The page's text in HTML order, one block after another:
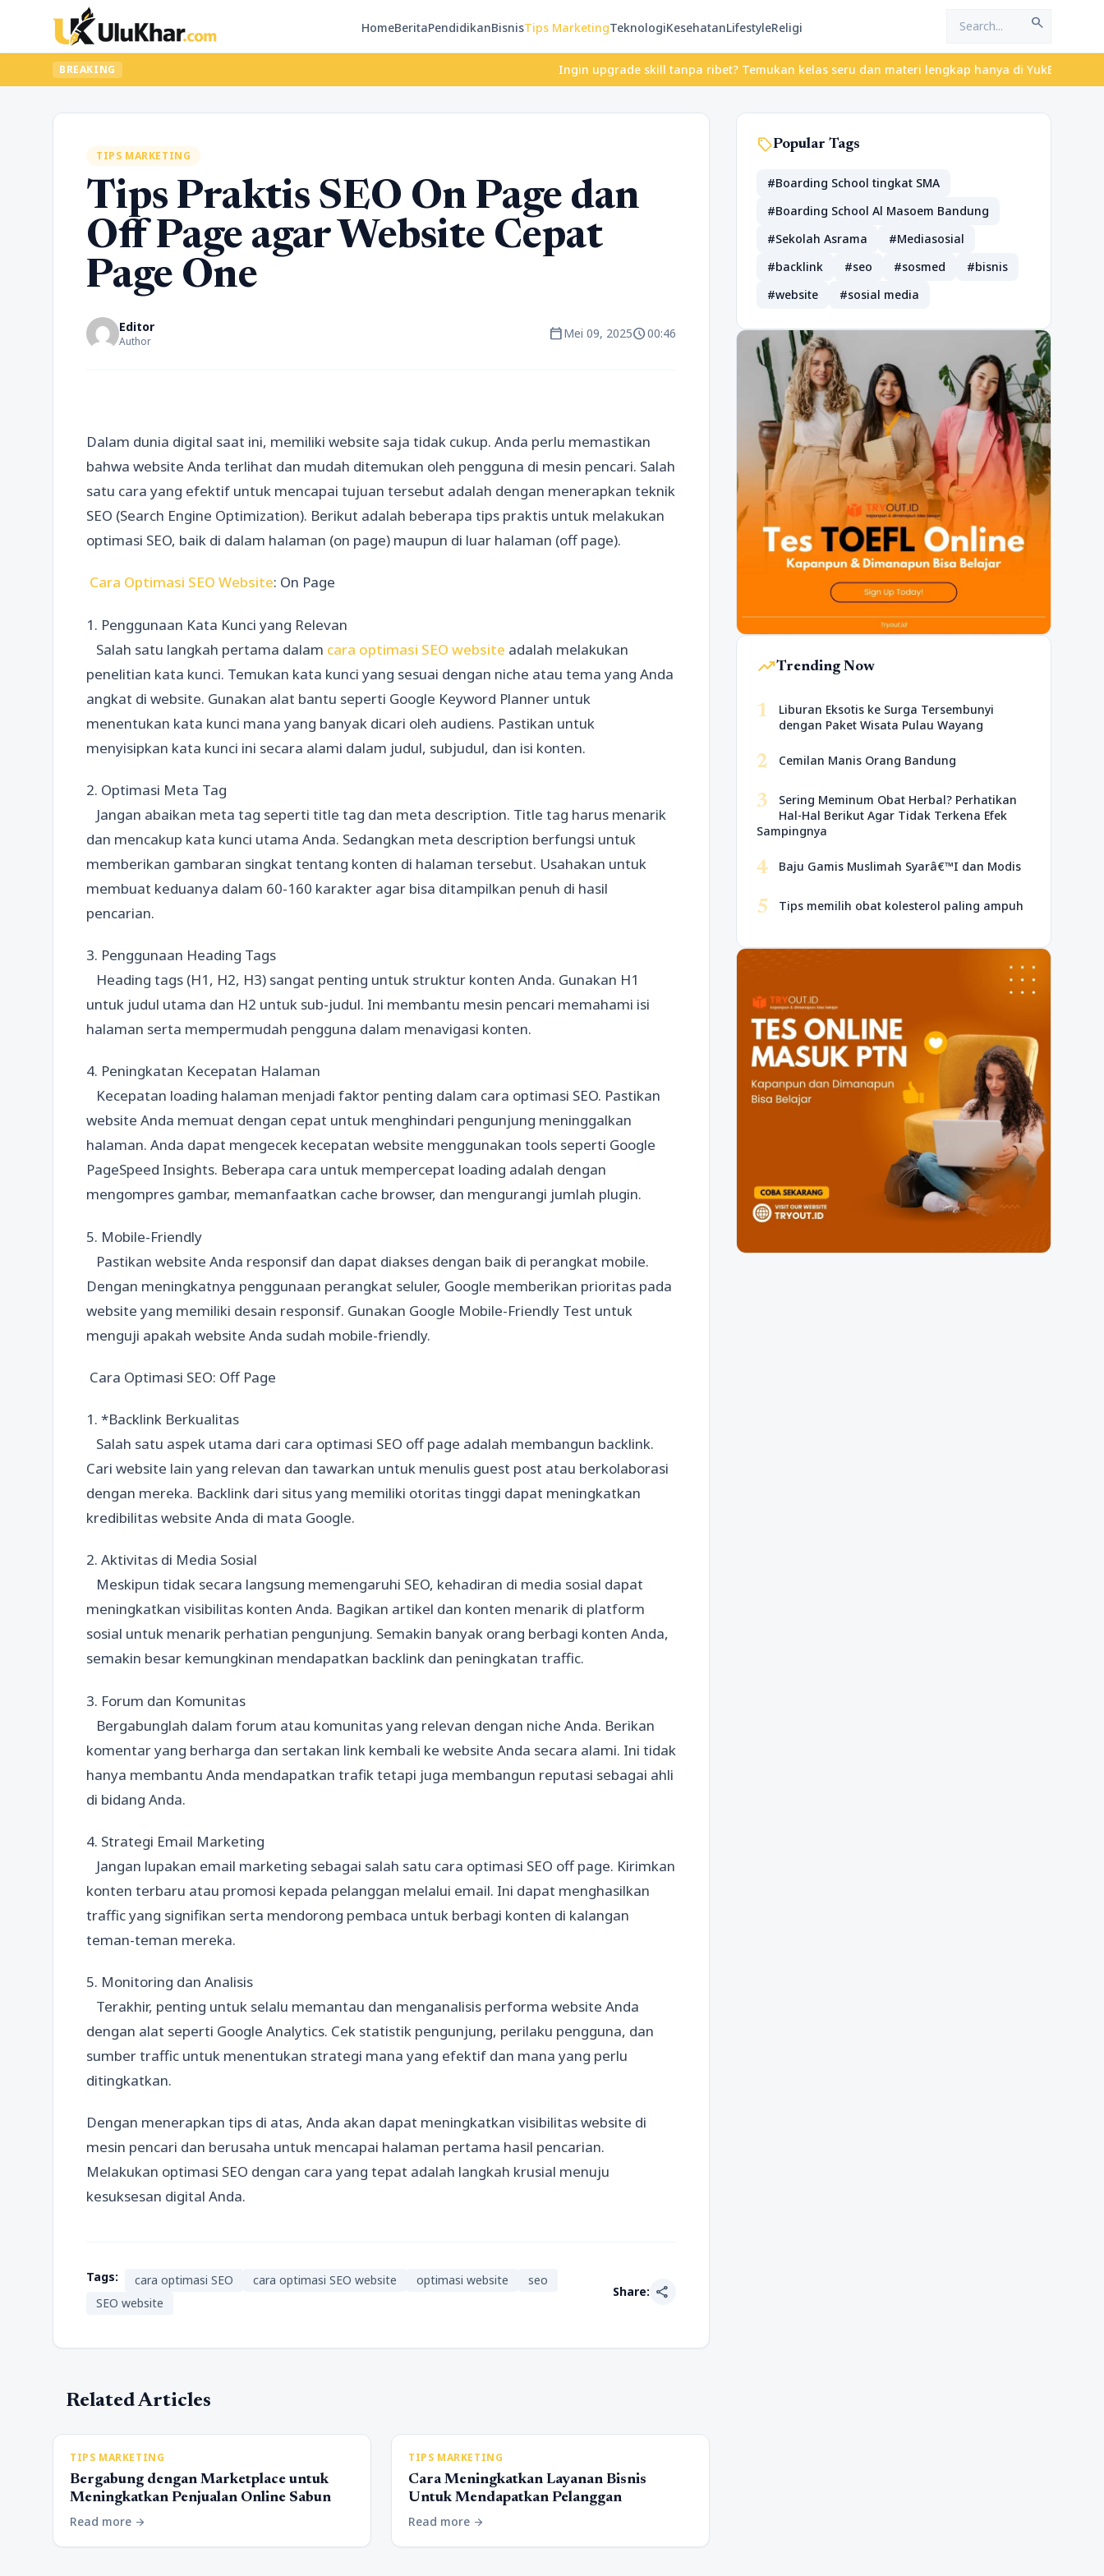
HomeBeritaPendidikanBisnisTips MarketingTeknologiKesehatanLifestyleReligi search
BREAKING Ingin upgrade skill tanpa ribet? Temukan kelas seru dan materi lengkap hanya di YukBelajar.com.
TIPS MARKETING
Tips Praktis SEO On Page dan
Off Page agar Website Cepat
Page One
Editor
Author calendar_todayMei 09, 2025schedule00:46
Dalam dunia digital saat ini, memiliki website saja tidak cukup. Anda perlu memastikan
bahwa website Anda terlihat dan mudah ditemukan oleh pengguna di mesin pencari. Salah
satu cara yang efektif untuk mencapai tujuan tersebut adalah dengan menerapkan teknik
SEO (Search Engine Optimization). Berikut adalah beberapa tips praktis untuk melakukan
optimasi SEO, baik di dalam halaman (on page) maupun di luar halaman (off page).
Cara Optimasi SEO Website: On Page
1. Penggunaan Kata Kunci yang Relevan
Salah satu langkah pertama dalam cara optimasi SEO website adalah melakukan
penelitian kata kunci. Temukan kata kunci yang sesuai dengan niche atau tema yang Anda
angkat di website. Gunakan alat bantu seperti Google Keyword Planner untuk
menentukan kata kunci mana yang banyak dicari oleh audiens. Pastikan untuk
menyisipkan kata kunci ini secara alami dalam judul, subjudul, dan isi konten.
2. Optimasi Meta Tag
Jangan abaikan meta tag seperti title tag dan meta description. Title tag harus menarik
dan mencakup kata kunci utama Anda. Sedangkan meta description berfungsi untuk
memberikan gambaran singkat tentang konten di halaman tersebut. Usahakan untuk
membuat keduanya dalam 60-160 karakter agar bisa ditampilkan penuh di hasil
pencarian.
3. Penggunaan Heading Tags
Heading tags (H1, H2, H3) sangat penting untuk struktur konten Anda. Gunakan H1
untuk judul utama dan H2 untuk sub-judul. Ini membantu mesin pencari memahami isi
halaman serta mempermudah pengguna dalam menavigasi konten.
4. Peningkatan Kecepatan Halaman
Kecepatan loading halaman menjadi faktor penting dalam cara optimasi SEO. Pastikan
website Anda memuat dengan cepat untuk menghindari pengunjung meninggalkan
halaman. Anda dapat mengecek kecepatan website menggunakan tools seperti Google
PageSpeed Insights. Beberapa cara untuk mempercepat loading adalah dengan
mengompres gambar, memanfaatkan cache browser, dan mengurangi jumlah plugin.
5. Mobile-Friendly
Pastikan website Anda responsif dan dapat diakses dengan baik di perangkat mobile.
Dengan meningkatnya penggunaan perangkat seluler, Google memberikan prioritas pada
website yang memiliki desain responsif. Gunakan Google Mobile-Friendly Test untuk
menguji apakah website Anda sudah mobile-friendly.
Cara Optimasi SEO: Off Page
1. *Backlink Berkualitas
Salah satu aspek utama dari cara optimasi SEO off page adalah membangun backlink.
Cari website lain yang relevan dan tawarkan untuk menulis guest post atau berkolaborasi
dengan mereka. Backlink dari situs yang memiliki otoritas tinggi dapat meningkatkan
kredibilitas website Anda di mata Google.
2. Aktivitas di Media Sosial
Meskipun tidak secara langsung memengaruhi SEO, kehadiran di media sosial dapat
meningkatkan visibilitas konten Anda. Bagikan artikel dan konten menarik di platform
sosial untuk menarik perhatian pengunjung. Semakin banyak orang berbagi konten Anda,
semakin besar kemungkinan mendapatkan backlink dan peningkatan traffic.
3. Forum dan Komunitas
Bergabunglah dalam forum atau komunitas yang relevan dengan niche Anda. Berikan
komentar yang berharga dan sertakan link kembali ke website Anda secara alami. Ini tidak
hanya membantu Anda mendapatkan trafik tetapi juga membangun reputasi sebagai ahli
di bidang Anda.
4. Strategi Email Marketing
Jangan lupakan email marketing sebagai salah satu cara optimasi SEO off page. Kirimkan
konten terbaru atau promosi kepada pelanggan melalui email. Ini dapat menghasilkan
traffic yang signifikan serta mendorong pembaca untuk berbagi konten di kalangan
teman-teman mereka.
5. Monitoring dan Analisis
Terakhir, penting untuk selalu memantau dan menganalisis performa website Anda
dengan alat seperti Google Analytics. Cek statistik pengunjung, perilaku pengguna, dan
sumber traffic untuk menentukan strategi mana yang efektif dan mana yang perlu
ditingkatkan.
Dengan menerapkan tips di atas, Anda akan dapat meningkatkan visibilitas website di
mesin pencari dan berusaha untuk mencapai halaman pertama hasil pencarian.
Melakukan optimasi SEO dengan cara yang tepat adalah langkah krusial menuju
kesuksesan digital Anda.
Tags: cara optimasi SEO cara optimasi SEO website optimasi website
seo
SEO website
Share: share
Related Articles
TIPS MARKETING
Bergabung dengan Marketplace untuk
Meningkatkan Penjualan Online Sabun
Read more arrow_forward
TIPS MARKETING
Cara Meningkatkan Layanan Bisnis
Untuk Mendapatkan Pelanggan
Read more arrow_forward
sellPopular Tags
#Boarding School tingkat SMA
#Boarding School Al Masoem Bandung
#Sekolah Asrama
#Mediasosial
#backlink
#seo #sosmed
#bisnis
#website
#sosial media
trending_upTrending Now
1
Liburan Eksotis ke Surga Tersembunyi
dengan Paket Wisata Pulau Wayang
2 Cemilan Manis Orang Bandung
3
Sering Meminum Obat Herbal? Perhatikan
Hal-Hal Berikut Agar Tidak Terkena Efek
Sampingnya
4 Baju Gamis Muslimah Syarâ€™I dan Modis
5 Tips memilih obat kolesterol paling ampuh